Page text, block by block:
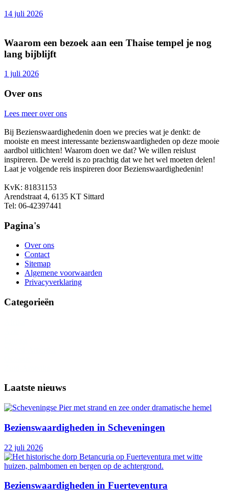
14 juli 2026
Waarom een bezoek aan een Thaise tempel je nog
lang bijblijft
1 juli 2026
Over ons
Lees meer over ons
Bij Bezienswaardighedenin doen we precies wat je denkt: de
mooiste en meest interessante bezienswaardigheden op deze mooie
aardbol uitlichten! Waarom doen we dat? We willen reislust
inspireren. De wereld is zo prachtig dat we het wel moeten delen!
Laat je volgende reis inspireren door Bezienswaardighedenin!
KvK: 81831153
Arendstraat 4, 6135 KT Sittard
Tel: 06-42397441
Pagina's
Over ons
Contact
Sitemap
Algemene voorwaarden
Privacyverklaring
Categorieën
Laatste nieuws
Bezienswaardigheden in Scheveningen
22 juli 2026
Bezienswaardigheden in Fuerteventura